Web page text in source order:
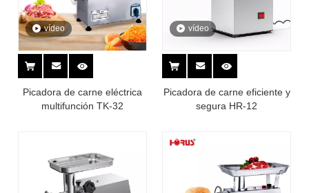
vídeo
Picadora de carne eléctrica
multifunción TK-32
vídeo
Picadora de carne eficiente y
segura HR-12